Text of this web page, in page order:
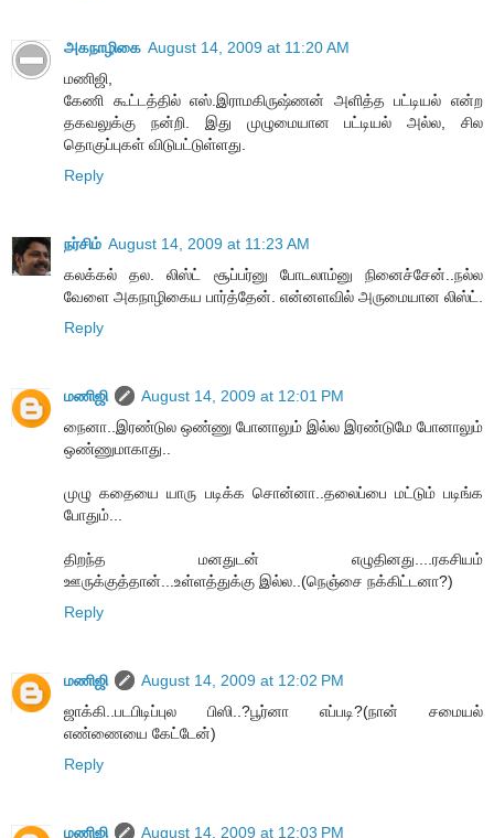
அகநாழிகை August 14, 2009 at 11:20 AM
மணிஜி,
கேணி கூட்டத்தில் எஸ்.இராமகிருஷ்ணன் அளித்த பட்டியல் என்ற
தகவலுக்கு நன்றி. இது முழுமையான பட்டியல் அல்ல, சில
தொகுப்புகள் விடுபட்டுள்ளது.
Reply
நர்சிம் August 14, 2009 at 11:23 AM
கலக்கல் தல. லிஸ்ட் சூப்பர்னு போடலாம்னு நினைச்சேன்..நல்ல
வேளை அகநாழிகைய பார்த்தேன். என்னளவில் அருமையான லிஸ்ட்.
Reply
மணிஜி
August 14, 2009 at 12:01 PM
நைனா..இரண்டுல ஒண்ணு போனாலும் இல்ல இரண்டுமே போனாலும்
ஒண்ணுமாகாது..
முழு கதையை யாரு படிக்க சொன்னா..தலைப்பை மட்டும் படிங்க
போதும்...
திறந்த மனதுடன் எழுதினது....ரகசியம்
ஊருக்குத்தான்...உள்ளத்துக்கு இல்ல..(நெஞ்சை நக்கிட்டனா?)
Reply
மணிஜி
August 14, 2009 at 12:02 PM
ஜாக்கி..படபிடிப்புல பிஸி..?பூர்னா எப்படி?(நான் சமையல்
எண்ணையை கேட்டேன்)
Reply
மணிஜி
August 14, 2009 at 12:03 PM